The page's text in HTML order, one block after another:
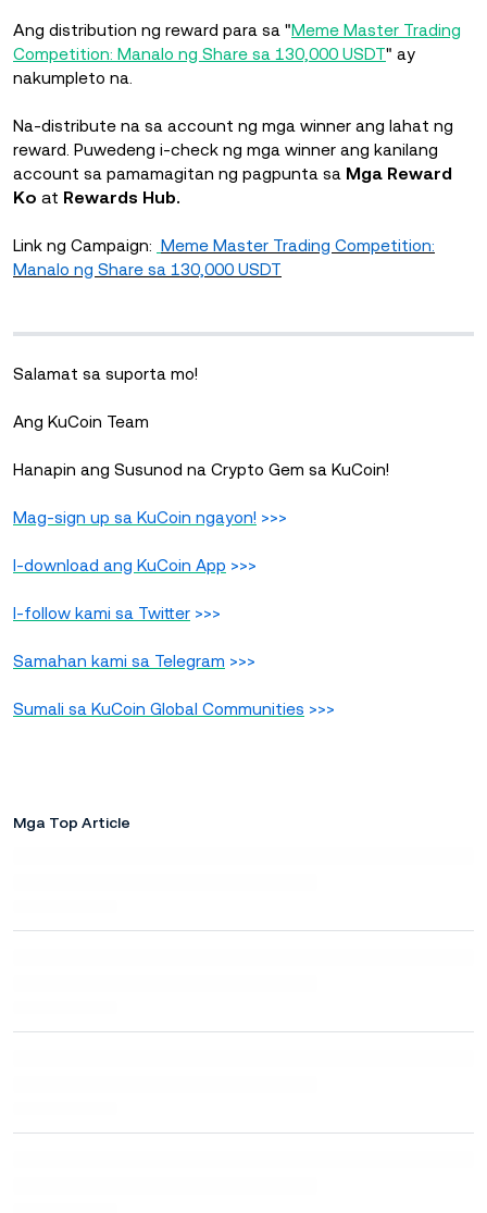
Ang distribution ng reward para sa "Meme Master Trading
Competition: Manalo ng Share sa 130,000 USDT" ay
nakumpleto na.
Na-distribute na sa account ng mga winner ang lahat ng
reward. Puwedeng i-check ng mga winner ang kanilang
account sa pamamagitan ng pagpunta sa Mga Reward
Ko at Rewards Hub.
Link ng Campaign: Meme Master Trading Competition:
Manalo ng Share sa 130,000 USDT
Salamat sa suporta mo!
Ang KuCoin Team
Hanapin ang Susunod na Crypto Gem sa KuCoin!
Mag-sign up sa KuCoin ngayon! >>>
I-download ang KuCoin App >>>
I-follow kami sa Twitter >>>
Samahan kami sa Telegram >>>
Sumali sa KuCoin Global Communities >>>
Mga Top Article